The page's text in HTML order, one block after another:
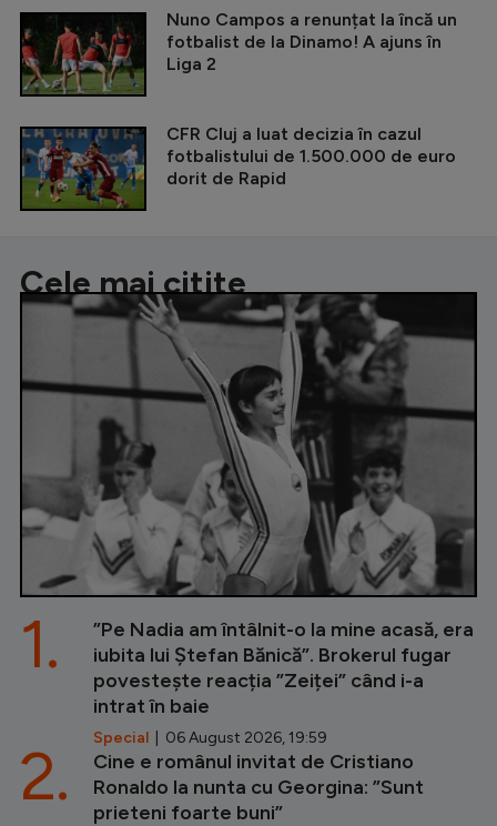
Nuno Campos a renunțat la încă un
fotbalist de la Dinamo! A ajuns în
Liga 2
CFR Cluj a luat decizia în cazul
fotbalistului de 1.500.000 de euro
dorit de Rapid
Cele mai citite
”Pe Nadia am întâlnit-o la mine acasă, era
iubita lui Ștefan Bănică”. Brokerul fugar
povestește reacția ”Zeiței” când i-a
intrat în baie
Special | 06 August 2026, 19:59
1.
Cine e românul invitat de Cristiano
Ronaldo la nunta cu Georgina: ”Sunt
prieteni foarte buni”
2.